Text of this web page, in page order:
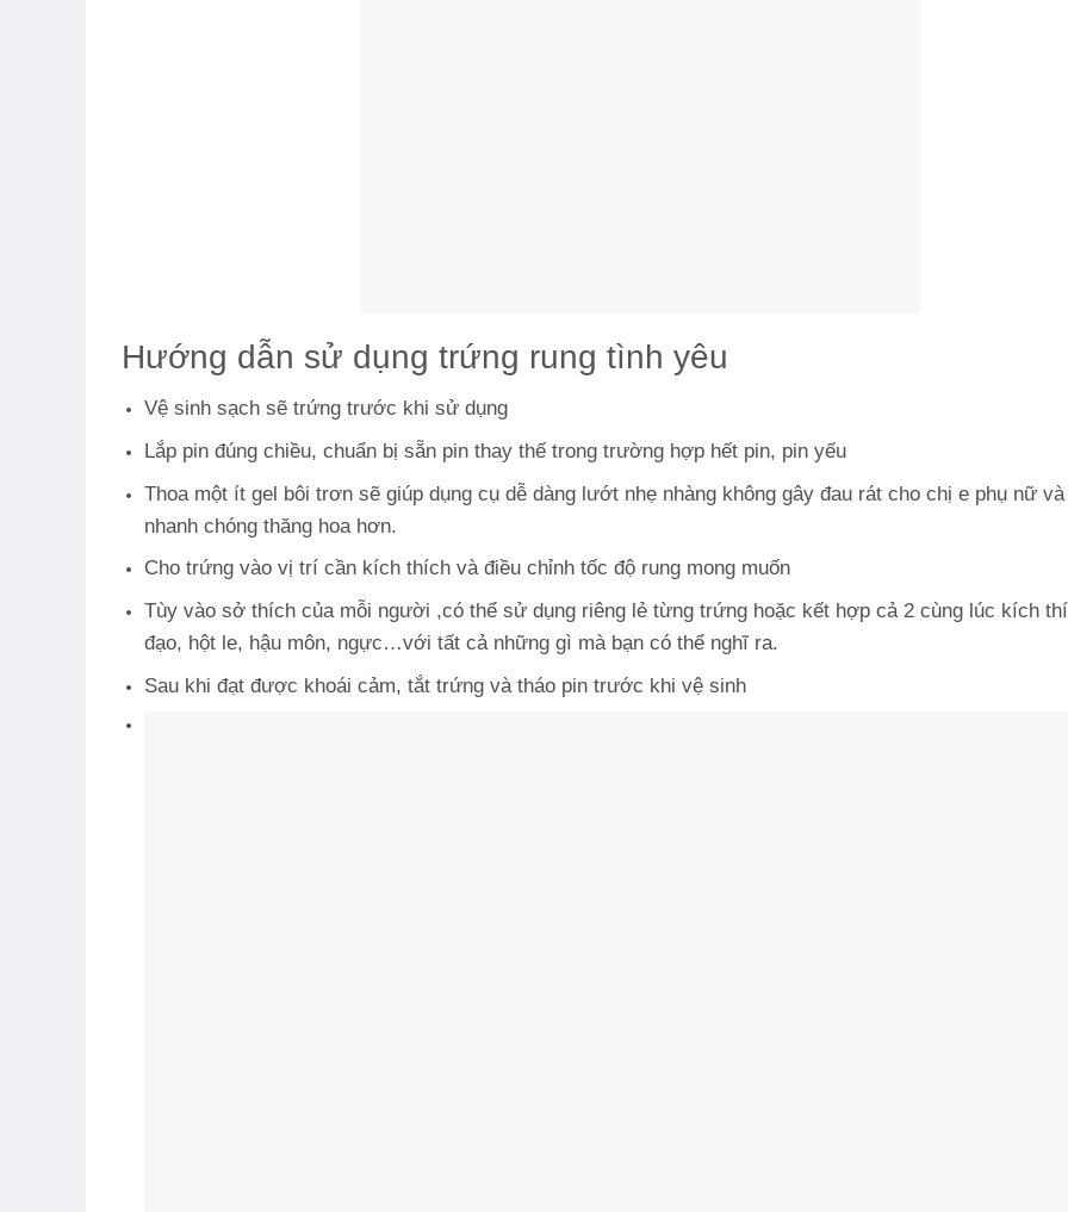
Hướng dẫn sử dụng trứng rung tình yêu
Vệ sinh sạch sẽ trứng trước khi sử dụng
Lắp pin đúng chiều, chuẩn bị sẵn pin thay thế trong trường hợp hết pin, pin yếu
Thoa một ít gel bôi trơn sẽ giúp dụng cụ dễ dàng lướt nhẹ nhàng không gây đau rát cho chị e phụ nữ
nhanh chóng thăng hoa hơn.
Cho trứng vào vị trí cần kích thích và điều chỉnh tốc độ rung mong muốn
Tùy vào sở thích của mỗi người ,có thể sử dụng riêng lẻ từng trứng hoặc kết hợp cả 2 cùng lúc kích
đạo, hột le, hậu môn, ngực…với tất cả những gì mà bạn có thể nghĩ ra.
Sau khi đạt được khoái cảm, tắt trứng và tháo pin trước khi vệ sinh